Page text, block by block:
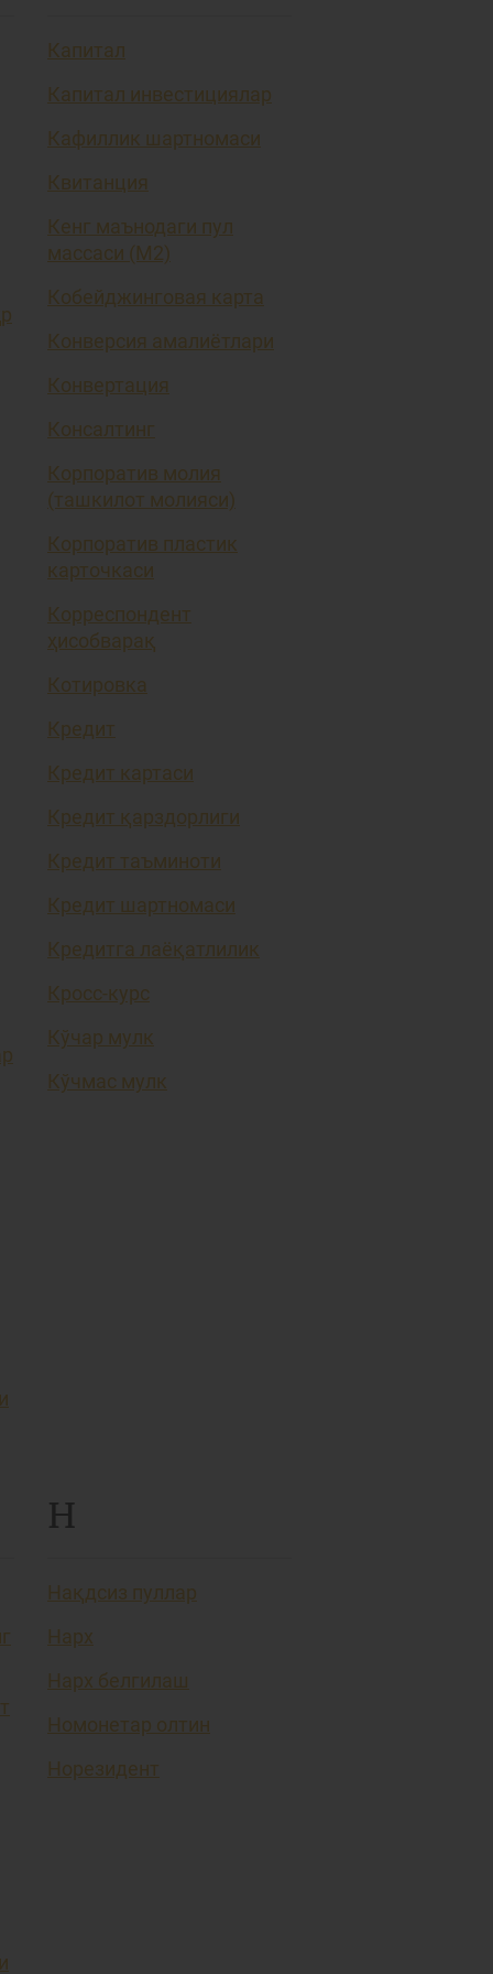
Капитал
Капитал инвестициялар
Кафиллик шартномаси
Квитанция
Кенг маънодаги пул
массаси (М2)
Кобейджинговая карта
Конверсия амалиётлари
Конвертация
Консалтинг
Корпоратив молия
(ташкилот молияси)
Корпоратив пластик
карточкаси
Корреспондент
ҳисобварақ
Котировка
Кредит
Кредит картаси
Кредит қарздорлиги
Кредит таъминоти
Кредит шартномаси
Кредитга лаёқатлилик
Кросс-курс
Кўчар мулк
Кўчмас мулк
Н
Нақдсиз пуллар
Нарх
Нарх белгилаш
Номонетар олтин
Норезидент